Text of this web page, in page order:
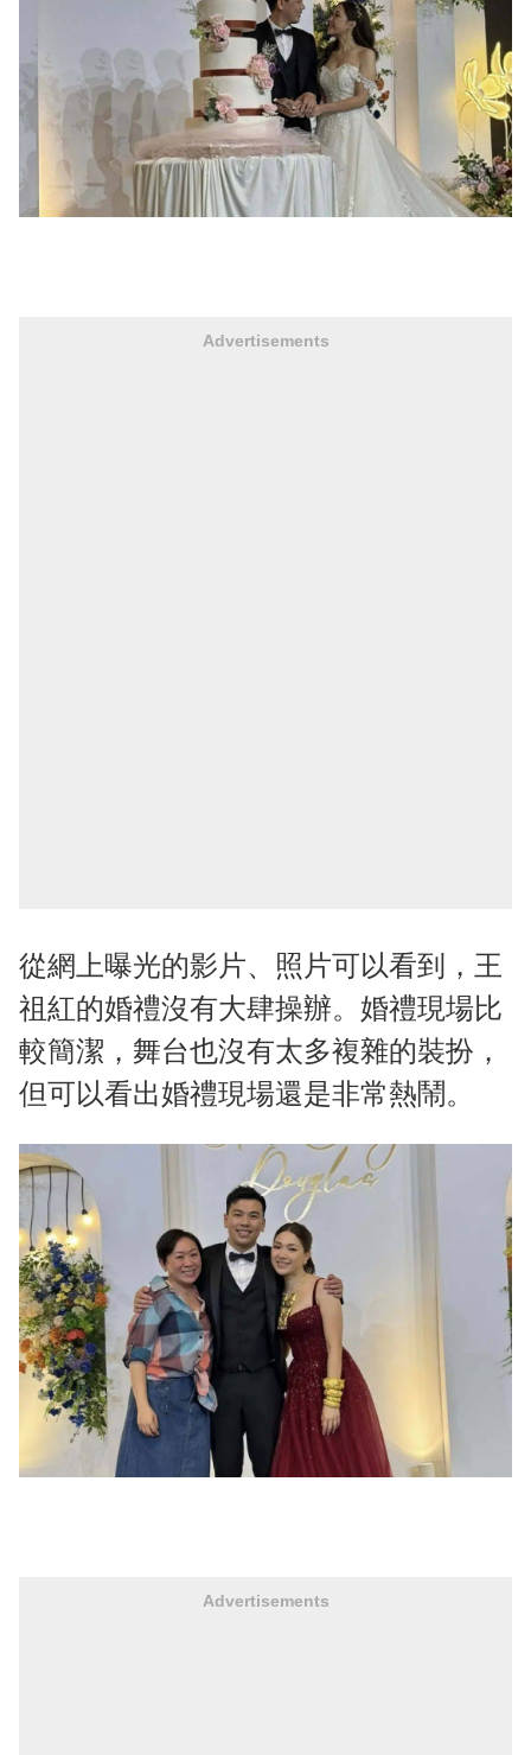
Advertisements
從網上曝光的影片、照片可以看到，王
祖紅的婚禮沒有大肆操辦。婚禮現場比
較簡潔，舞台也沒有太多複雜的裝扮，
但可以看出婚禮現場還是非常熱鬧。
Advertisements